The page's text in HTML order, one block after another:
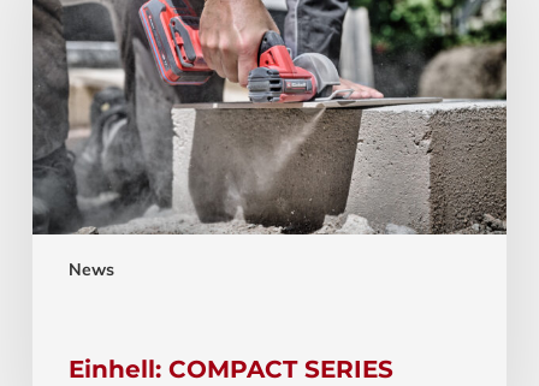
News
Einhell: COMPACT SERIES